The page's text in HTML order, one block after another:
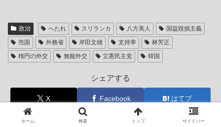
政治 へたれ スリランカ 八方美人
国益毀損主義
売国
外務省 岸田文雄 支持率
林芳正
楕円の外交
無能外交 立憲民主党 韓国
シェアする
X Facebook はてブ
LINE コピー
ホーム 検索 トップ サイドバー